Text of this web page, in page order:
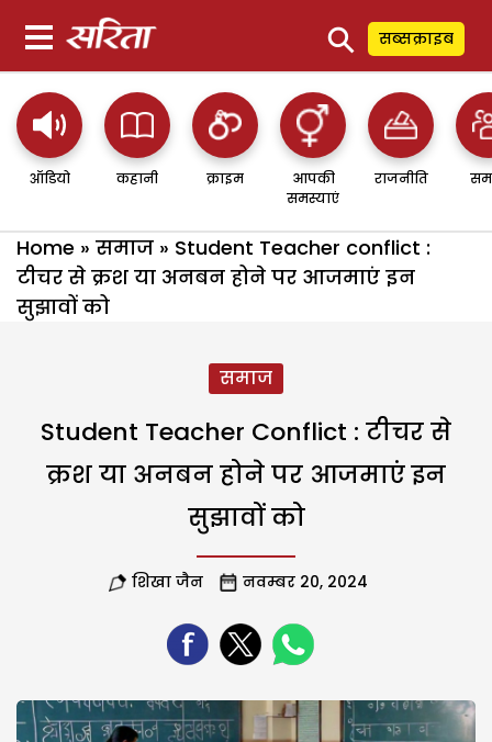
⚲ सब्सक्राइब
ऑडियो कहानी क्राइम
आपकी
समस्याएं
राजनीति
Home » समाज » Student Teacher conflict :
टीचर से क्रश या अनबन होने पर आजमाएं इन
सुझावों को
समाज
Student Teacher Conflict : टीचर से
क्रश या अनबन होने पर आजमाएं इन
सुझावों को
शिखा जैन नवम्बर 20, 2024